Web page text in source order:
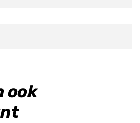
ook